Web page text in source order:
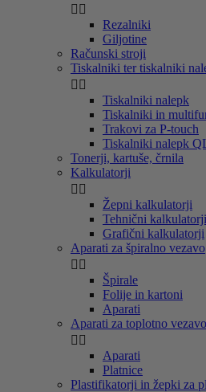
 
Rezalniki
Giljotine
Računski stroji
Tiskalniki ter tiskalniki
 
Tiskalniki nalepk
Tiskalniki in
Trakovi za P-touch
Tiskalniki nalepk
Tonerji, kartuše, črnila
Kalkulatorji
 
Žepni kalkulatorji
Tehnični kalkulatorji
Grafični kalkulatorji
Aparati za špiralno vezavo
 
Špirale
Folije in kartoni
Aparati
Aparati za toplotno vezavo
 
Aparati
Platnice
Plastifikatorji in žepki za